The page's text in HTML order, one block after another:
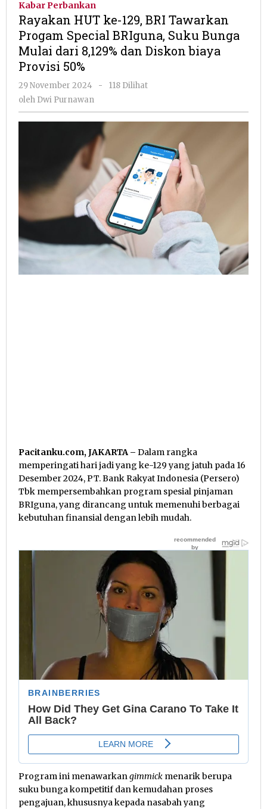
BRI
Tawarkan
Progam
Suku
Mulai
dari
dan
Diskon
biaya
Provisi
50%
Kabar Perbankan
Rayakan HUT ke-129, BRI Tawarkan
Progam Special BRIguna, Suku Bunga
Mulai dari 8,129% dan Diskon biaya
Provisi 50%
29 November 2024
oleh
-
118 Dilihat
oleh Dwi Purnawan
Pacitanku.com, JAKARTA – Dalam rangka
memperingati hari jadi yang ke-129 yang jatuh pada 16
Desember 2024, PT. Bank Rakyat Indonesia (Persero)
Tbk mempersembahkan program spesial pinjaman
BRIguna, yang dirancang untuk memenuhi berbagai
kebutuhan finansial dengan lebih mudah.
Program ini menawarkangimmick menarik berupa
suku bunga kompetitif dan kemudahan proses
pengajuan, khususnya kepada nasabah yang